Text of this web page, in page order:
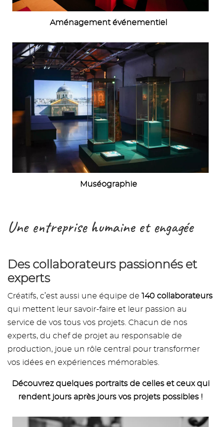
Aménagement événementiel
Image
Muséographie
Une entreprise humaine et engagée
Des collaborateurs passionnés et
experts
Créatifs, c’est aussi une équipe de 140 collaborateurs
qui mettent leur savoir-faire et leur passion au
service de vos tous vos projets. Chacun de nos
experts, du chef de projet au responsable de
production, joue un rôle central pour transformer
vos idées en expériences mémorables.
Découvrez quelques portraits de celles et ceux qui
rendent jours après jours vos projets possibles !
Image